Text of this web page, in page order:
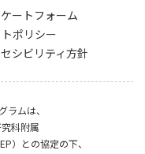
ートフォーム
ポリシー
シビリティ方針
ラムは、
科附属
）との協定の下、